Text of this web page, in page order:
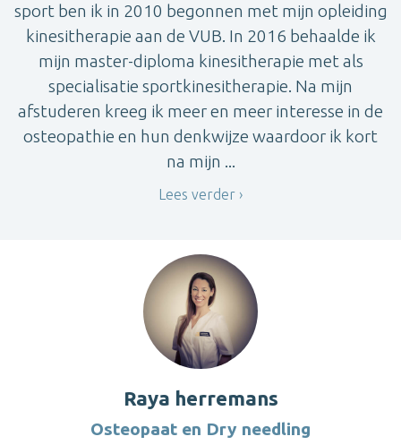
sport ben ik in 2010 begonnen met mijn opleiding
kinesitherapie aan de VUB. In 2016 behaalde ik
mijn master-diploma kinesitherapie met als
specialisatie sportkinesitherapie. Na mijn
afstuderen kreeg ik meer en meer interesse in de
osteopathie en hun denkwijze waardoor ik kort
na mijn ...
Lees verder
Raya herremans
Osteopaat en Dry needling